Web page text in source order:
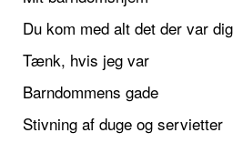
Du kom med alt det der var dig
Tænk, hvis jeg var
Barndommens gade
Stivning af duge og servietter